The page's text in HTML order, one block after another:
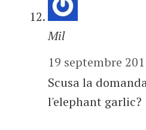
Mil
19 septembre
Scusa la
l'elephant garlic?